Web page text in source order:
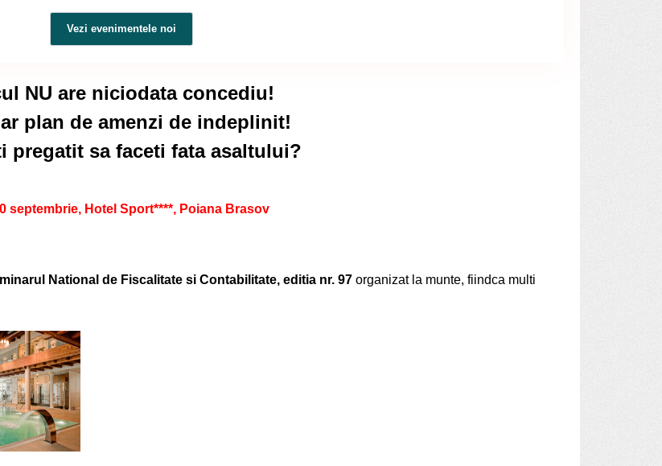
Vezi evenimentele noi
NU are niciodata concediu!
plan de amenzi de indeplinit!
pregatit sa faceti fata asaltului?
septembrie, Hotel Sport****, Poiana Brasov
National de Fiscalitate si Contabilitate, editia nr. 97 organizat la munte, fiindca multi